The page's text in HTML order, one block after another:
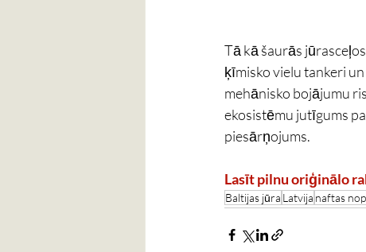
Tā kā šaurās
ķīmisko vielu tankeri
mehānisko bojājumu
ekosistēmu jutīgums
piesārņojums.
Lasīt pilnu oriģinālo
Baltijas jūra Latvija naftas